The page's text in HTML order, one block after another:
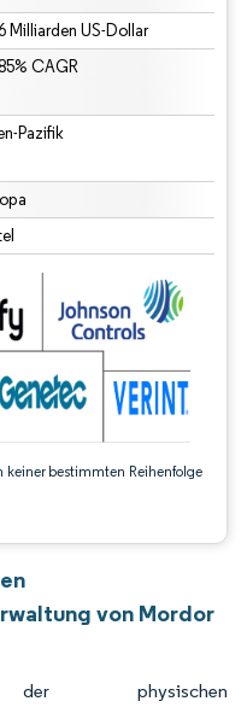
Milliarden US-Dollar
CAGR
Pazifik
keiner bestimmten Reihenfolge
erfordert Namensnennung
von Mordor
physischen